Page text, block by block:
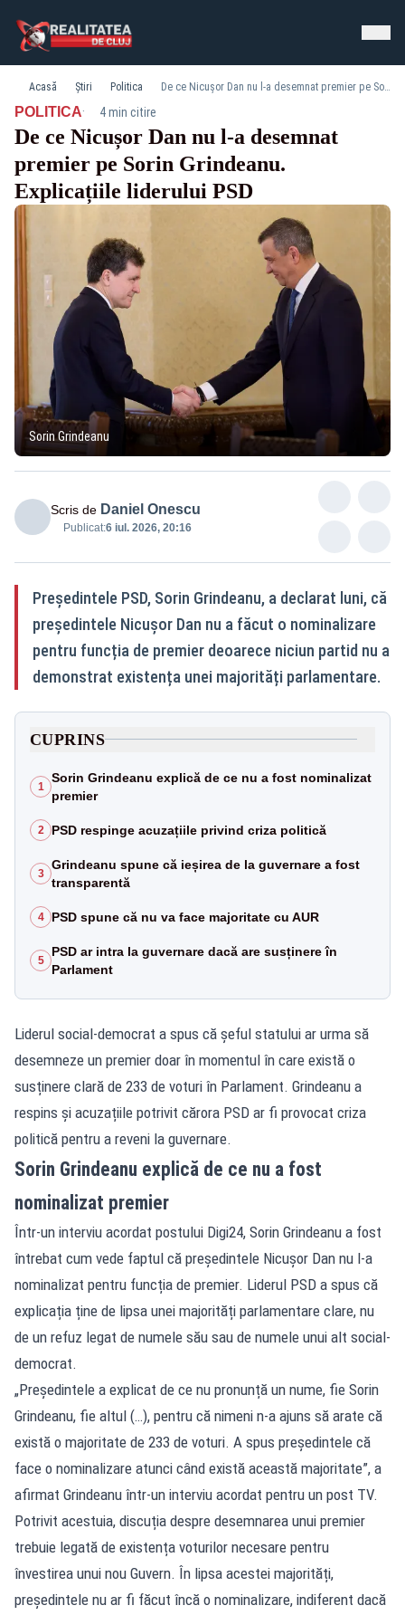
Acasă Știri Politica De ce Nicușor Dan nu l-a desemnat premier pe Sorin Grindeanu. Explicațiile liderului PSD
POLITICA· 4 min citire
De ce Nicușor Dan nu l-a desemnat
premier pe Sorin Grindeanu.
Explicațiile liderului PSD
Sorin Grindeanu
Scris de Daniel Onescu
Publicat:6 iul. 2026, 20:16
Președintele PSD, Sorin Grindeanu, a declarat luni, că
președintele Nicușor Dan nu a făcut o nominalizare
pentru funcția de premier deoarece niciun partid nu a
demonstrat existența unei majorități parlamentare.
CUPRINS
1
Sorin Grindeanu explică de ce nu a fost nominalizat
premier
2 PSD respinge acuzațiile privind criza politică
3
Grindeanu spune că ieșirea de la guvernare a fost
transparentă
4 PSD spune că nu va face majoritate cu AUR
5
PSD ar intra la guvernare dacă are susținere în
Parlament
Liderul social-democrat a spus că șeful statului ar urma să
desemneze un premier doar în momentul în care există o
susținere clară de 233 de voturi în Parlament. Grindeanu a
respins și acuzațiile potrivit cărora PSD ar fi provocat criza
politică pentru a reveni la guvernare.
Sorin Grindeanu explică de ce nu a fost
nominalizat premier
Într-un interviu acordat postului Digi24, Sorin Grindeanu a fost
întrebat cum vede faptul că președintele Nicușor Dan nu l-a
nominalizat pentru funcția de premier. Liderul PSD a spus că
explicația ține de lipsa unei majorități parlamentare clare, nu
de un refuz legat de numele său sau de numele unui alt social-
democrat.
„Președintele a explicat de ce nu pronunță un nume, fie Sorin
Grindeanu, fie altul (…), pentru că nimeni n-a ajuns să arate că
există o majoritate de 233 de voturi. A spus președintele că
face o nominalizare atunci când există această majoritate”, a
afirmat Grindeanu într-un interviu acordat pentru un post TV.
Potrivit acestuia, discuția despre desemnarea unui premier
trebuie legată de existența voturilor necesare pentru
învestirea unui nou Guvern. În lipsa acestei majorități,
președintele nu ar fi făcut încă o nominalizare, indiferent dacă